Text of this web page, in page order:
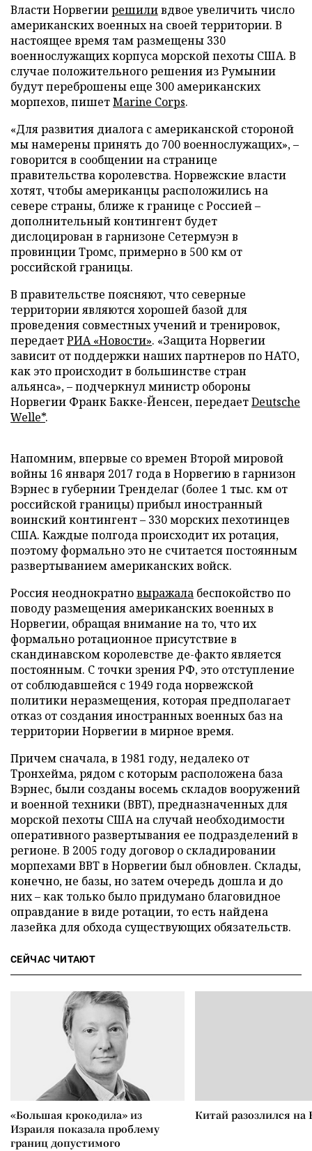
Власти Норвегиирешиливдвое увеличить число
американских военных на своей территории. В
настоящее время там размещены 330
военнослужащих корпуса морской пехоты США. В
случае положительного решения из Румынии
будут переброшены еще 300 американских
морпехов, пишетMarine Corps.
«Для развития диалога с американской стороной
мы намерены принять до 700 военнослужащих», –
говорится в сообщении на странице
правительства королевства. Норвежские власти
хотят, чтобы американцы расположились на
севере страны, ближе к границе с Россией –
дополнительный контингент будет
дислоцирован в гарнизоне Сетермуэн в
провинции Тромс, примерно в 500 км от
российской границы.
В правительстве поясняют, что северные
территории являются хорошей базой для
проведения совместных учений и тренировок,
передаетРИА «Новости». «Защита Норвегии
зависит от поддержки наших партнеров по НАТО,
как это происходит в большинстве стран
альянса», – подчеркнул министр обороны
Норвегии Франк Бакке-Йенсен, передаетDeutsche
Welle*.
Напомним, впервые со времен Второй мировой
войны 16 января 2017 года в Норвегию в гарнизон
Вэрнес в губернии Тренделаг (более 1 тыс. км от
российской границы) прибыл иностранный
воинский контингент – 330 морских пехотинцев
США. Каждые полгода происходит их ротация,
поэтому формально это не считается постоянным
развертыванием американских войск.
Россия неоднократновыражала беспокойство по
поводу размещения американских военных в
Норвегии, обращая внимание на то, что их
формально ротационное присутствие в
скандинавском королевстве де-факто является
постоянным. С точки зрения РФ, это отступление
от соблюдавшейся с 1949 года норвежской
политики неразмещения, которая предполагает
отказ от создания иностранных военных баз на
территории Норвегии в мирное время.
Причем сначала, в 1981 году, недалеко от
Тронхейма, рядом с которым расположена база
Вэрнес, были созданы восемь складов вооружений
и военной техники (ВВТ), предназначенных для
морской пехоты США на случай необходимости
оперативного развертывания ее подразделений в
регионе. В 2005 году договор о складировании
морпехами ВВТ в Норвегии был обновлен. Склады,
конечно, не базы, но затем очередь дошла и до
них – как только было придумано благовидное
оправдание в виде ротации, то есть найдена
лазейка для обхода существующих обязательств.
СЕЙЧАС ЧИТАЮТ
«Большая крокодила» из
Израиля показала проблему
границ допустимого
Китай разозлился на